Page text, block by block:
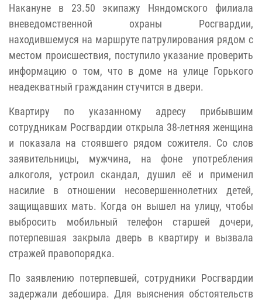
Накануне в 23.50 экипажу Няндомского филиала
вневедомственной охраны Росгвардии,
находившемуся на маршруте патрулирования рядом с
местом происшествия, поступило указание проверить
информацию о том, что в доме на улице Горького
неадекватный гражданин стучится в двери.
Квартиру по указанному адресу прибывшим
сотрудникам Росгвардии открыла 38-летняя женщина
и показала на стоявшего рядом сожителя. Со слов
заявительницы, мужчина, на фоне употребления
алкоголя, устроил скандал, душил её и применил
насилие в отношении несовершеннолетних детей,
защищавших мать. Когда он вышел на улицу, чтобы
выбросить мобильный телефон старшей дочери,
потерпевшая закрыла дверь в квартиру и вызвала
стражей правопорядка.
По заявлению потерпевшей, сотрудники Росгвардии
задержали дебошира. Для выяснения обстоятельств